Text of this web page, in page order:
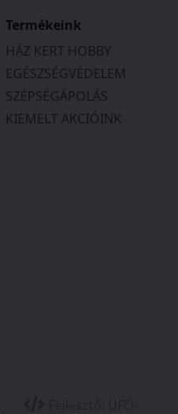
Termékeink
HÁZ KERT HOBBY
EGÉSZSÉGVÉDELEM
SZÉPSÉGÁPOLÁS
KIEMELT AKCIÓINK